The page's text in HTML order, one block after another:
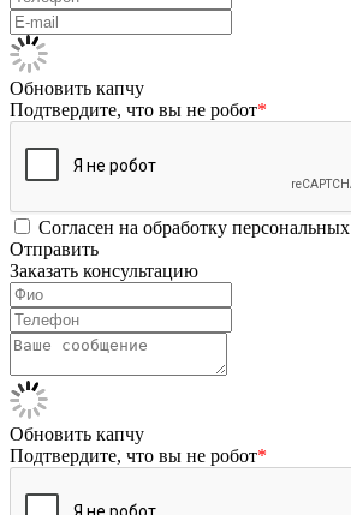
Обновить капчу
Подтвердите, что вы не робот*
Согласен на обработку
Отправить
Заказать консультацию
Обновить капчу
Подтвердите, что вы не робот*